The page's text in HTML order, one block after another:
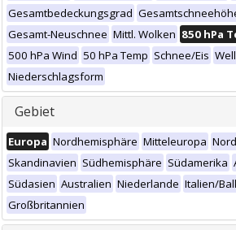
Gesamtbedeckungsgrad
Gesamt-Neuschnee Mittl. Wolken 850 hPa
500 hPa Wind 50 hPa Temp Schnee/Eis
Niederschlagsform
Gebiet
Europa Nordhemisphäre Mitteleuropa
Skandinavien Südhemisphäre Südamerika
Südasien Australien Niederlande Italien/
Großbritannien